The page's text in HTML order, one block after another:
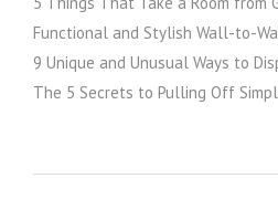
Functional and Stylish Wall-to-
9 Unique and Unusual Ways to
The 5 Secrets to Pulling Off